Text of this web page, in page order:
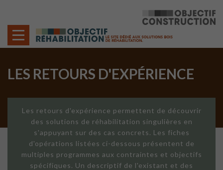
LES RETOURS D'EXPÉRIENCE
Les retours d'expérience permettent de découvrir
des solutions de réhabilitation singulières en
s'appuyant sur des cas concrets. Les fiches
d'opérations listées ci-dessous présentent de
multiples programmes aux contraintes et objectifs
spécifiques. Un descriptif de l'existant et des